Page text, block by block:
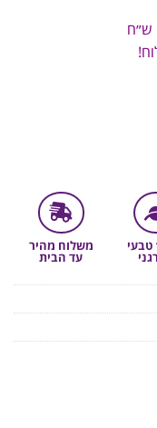
100% טבעי משלוח מהיר
עד הבית